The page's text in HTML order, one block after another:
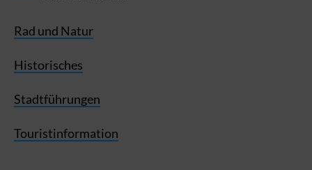
Rad und Natur
Historisches
Stadtführungen
Touristinformation